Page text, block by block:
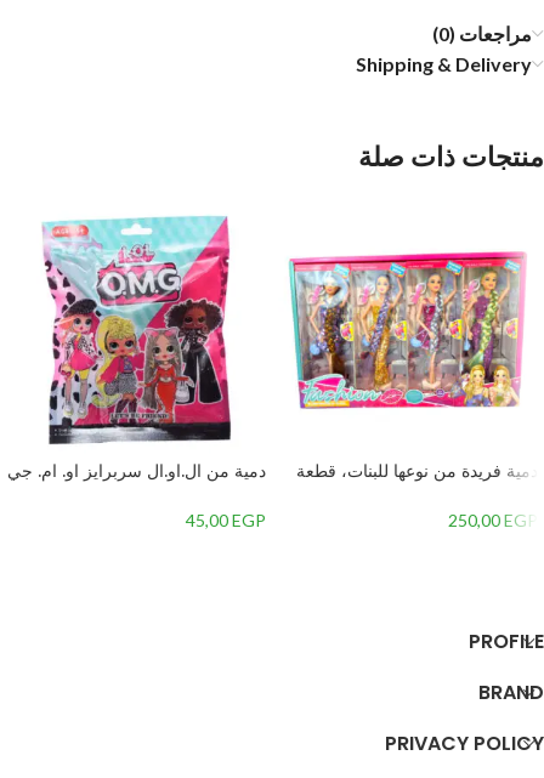
مراجعات (0)
Shipping & Delivery
منتجات ذات صلة
دمية فريدة من نوعها للبنات، قطعة
250,00EGP
دمية من ال.او.ال سربرايز او. ام. جي
45,00EGP
PROFILE
BRAND
PRIVACY POLICY